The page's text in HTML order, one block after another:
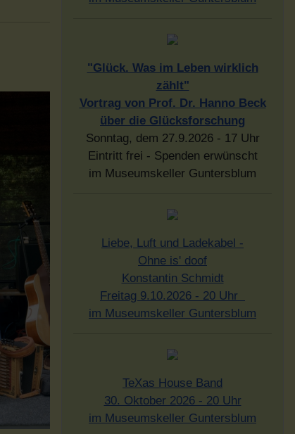
"Glück. Was im Leben wirklich
zählt"
Vortrag von Prof. Dr. Hanno Beck
über die Glücksforschung
Sonntag, dem 27.9.2026 - 17 Uhr
Eintritt frei - Spenden erwünscht
im Museumskeller Guntersblum
Liebe, Luft und Ladekabel -
Ohne is' doof
Konstantin Schmidt
Freitag 9.10.2026 - 20 Uhr
im Museumskeller Guntersblum
TeXas House Band
30. Oktober 2026 - 20 Uhr
im Museumskeller Guntersblum